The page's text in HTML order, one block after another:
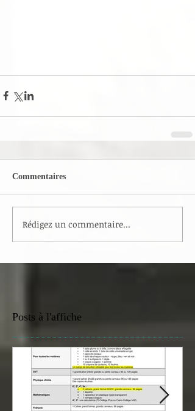
Commentaires
Rédigez un commentaire...
Posts à l'affiche